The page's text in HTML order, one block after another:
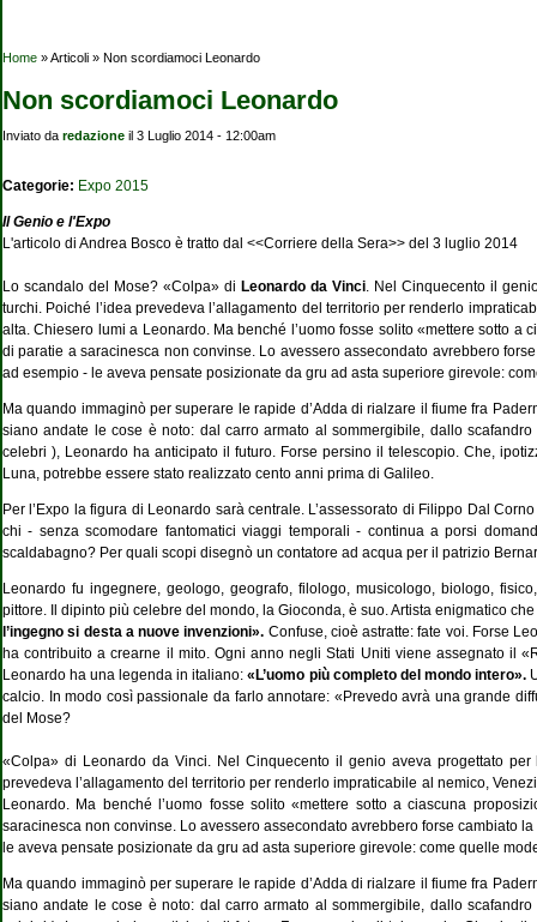
Tu sei qui
Home » Articoli » Non scordiamoci Leonardo
Non scordiamoci Leonardo
Inviato da redazione il 3 Luglio 2014 - 12:00am
Categorie: Expo 2015
Il Genio e l'Expo
L'articolo di Andrea Bosco è tratto dal <<Corriere della Sera>> del 3 luglio 2014
Lo scandalo del Mose? «Colpa» di Leonardo da Vinci. Nel Cinquecento il
turchi. Poiché l’idea prevedeva l’allagamento del territorio per renderlo
alta. Chiesero lumi a Leonardo. Ma benché l’uomo fosse solito «mettere sotto
di paratie a saracinesca non convinse. Lo avessero assecondato avrebbero
ad esempio - le aveva pensate posizionate da gru ad asta superiore girevole:
Ma quando immaginò per superare le rapide d’Adda di rialzare il fiume fra
siano andate le cose è noto: dal carro armato al sommergibile, dallo
celebri ), Leonardo ha anticipato il futuro. Forse persino il telescopio. Che,
Luna, potrebbe essere stato realizzato cento anni prima di Galileo.
Per l’Expo la figura di Leonardo sarà centrale. L’assessorato di Filippo Dal
chi - senza scomodare fantomatici viaggi temporali - continua a porsi
scaldabagno? Per quali scopi disegnò un contatore ad acqua per il patrizio
Leonardo fu ingegnere, geologo, geografo, filologo, musicologo, biologo,
pittore. Il dipinto più celebre del mondo, la Gioconda, è suo. Artista enigmatico
l’ingegno si desta a nuove invenzioni». Confuse, cioè astratte: fate voi. Forse
ha contribuito a crearne il mito. Ogni anno negli Stati Uniti viene assegnato il
Leonardo ha una legenda in italiano:«L’uomo più completo del mondo intero».
calcio. In modo così passionale da farlo annotare: «Prevedo avrà una grande
del Mose?
«Colpa» di Leonardo da Vinci. Nel Cinquecento il genio aveva progettato
prevedeva l’allagamento del territorio per renderlo impraticabile al nemico,
Leonardo. Ma benché l’uomo fosse solito «mettere sotto a ciascuna
saracinesca non convinse. Lo avessero assecondato avrebbero forse cambiato
le aveva pensate posizionate da gru ad asta superiore girevole: come quelle
Ma quando immaginò per superare le rapide d’Adda di rialzare il fiume fra
siano andate le cose è noto: dal carro armato al sommergibile, dallo